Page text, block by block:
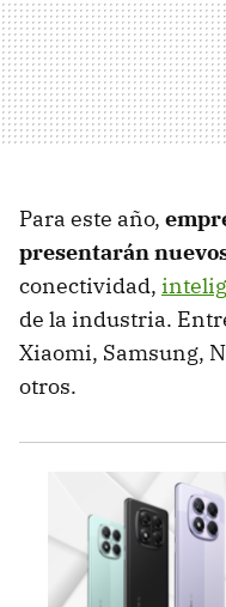
Para este año,
presentarán
conectividad,
de la industria.
Xiaomi, Samsung,
otros.